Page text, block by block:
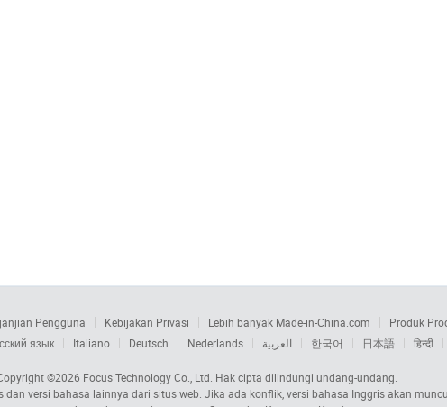
Pengguna Kebijakan Privasi Lebih banyak Made-in-China.com Produk
язык Italiano Deutsch Nederlands العربية 한국어 日本語 हिन्दी
©2026 Focus Technology Co., Ltd. Hak cipta dilindungi undang-undang.
versi bahasa lainnya dari situs web. Jika ada konflik, versi bahasa Inggris akan